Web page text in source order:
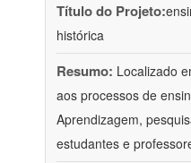
Título do Projeto:
histórica
Resumo: Localizado
aos processos de
Aprendizagem,
estudantes e